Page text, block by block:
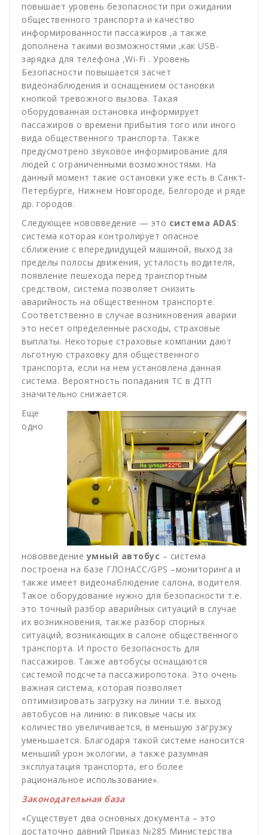
повышает уровень безопасности при ожидании
общественного транспорта и качество
информированности пассажиров ,а также
дополнена такими возможностями ,как USB-
зарядка для телефона ,Wi-Fi . Уровень
Безопасности повышается засчет
видеонаблюдения и оснащением остановки
кнопкой тревожного вызова. Такая
оборудованная остановка информирует
пассажиров о времени прибытия того или иного
вида общественного транспорта. Также
предусмотрено звуковое информирование для
людей с ограниченными возможностями. На
данный момент такие остановки уже есть в Санкт-
Петербурге, Нижнем Новгороде, Белгороде и ряде
др. городов.
Следующее нововведение — это система ADAS:
система которая контролирует опасное
сближение с впередиидущей машиной, выход за
пределы полосы движения, усталость водителя,
появление пешехода перед транспортным
средством, система позволяет снизить
аварийность на общественном транспорте.
Соответственно в случае возникновения аварии
это несет определенные расходы, страховые
выплаты. Некоторые страховые компании дают
льготную страховку для общественного
транспорта, если на нем установлена данная
система. Вероятность попадания ТС в ДТП
значительно снижается.
Еще
одно
нововведениеумный автобус – система
построена на базе ГЛОНАСС/GPS –мониторинга и
также имеет видеонаблюдение салона, водителя.
Такое оборудование нужно для безопасности т.е.
это точный разбор аварийных ситуаций в случае
их возникновения, также разбор спорных
ситуаций, возникающих в салоне общественного
транспорта. И просто безопасность для
пассажиров. Также автобусы оснащаются
системой подсчета пассажиропотока. Это очень
важная система, которая позволяет
оптимизировать загрузку на линии т.е. выход
автобусов на линию: в пиковые часы их
количество увеличивается, в меньшую загрузку
уменьшается. Благодаря такой системе наносится
меньший урон экологии, а также разумная
эксплуатация транспорта, его более
рациональное использование».
Законодательная база
«Существует два основных документа – это
достаточно давний Приказ №285 Министерства